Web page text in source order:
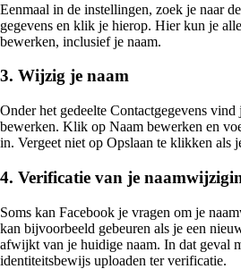
Eenmaal in de instellingen, zoek je naar
gegevens en klik je hierop. Hier kun je
bewerken, inclusief je naam.
3. Wijzig je naam
Onder het gedeelte Contactgegevens
bewerken. Klik op Naam bewerken en
in. Vergeet niet op Opslaan te klikken als
4. Verificatie van je
Soms kan Facebook je vragen om je
kan bijvoorbeeld gebeuren als je een
afwijkt van je huidige naam. In dat geval
identiteitsbewijs uploaden ter verificatie.